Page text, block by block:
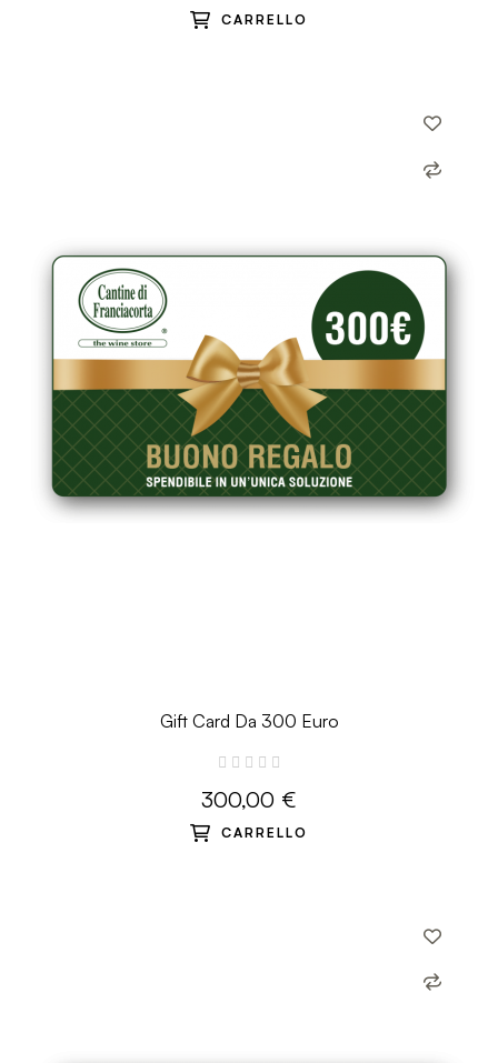
CARRELLO
Gift Card Da 300 Euro
300,00 €
CARRELLO